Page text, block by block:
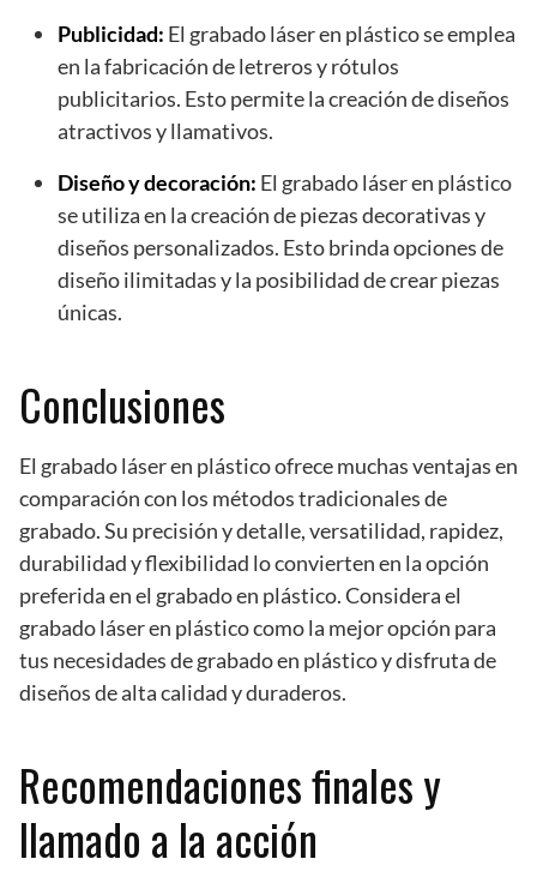
Publicidad: El grabado láser en plástico se emplea
en la fabricación de letreros y rótulos
publicitarios. Esto permite la creación de diseños
atractivos y llamativos.
Diseño y decoración: El grabado láser en plástico
se utiliza en la creación de piezas decorativas y
diseños personalizados. Esto brinda opciones de
diseño ilimitadas y la posibilidad de crear piezas
únicas.
Conclusiones
El grabado láser en plástico ofrece muchas ventajas en
comparación con los métodos tradicionales de
grabado. Su precisión y detalle, versatilidad, rapidez,
durabilidad y flexibilidad lo convierten en la opción
preferida en el grabado en plástico. Considera el
grabado láser en plástico como la mejor opción para
tus necesidades de grabado en plástico y disfruta de
diseños de alta calidad y duraderos.
Recomendaciones finales y
llamado a la acción